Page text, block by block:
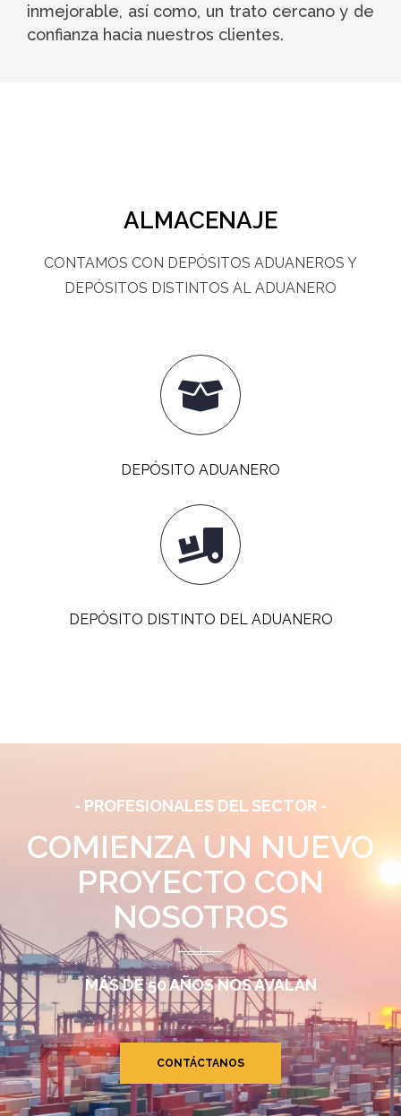
inmejorable, así como, un trato cercano y de
confianza hacia nuestros clientes.
ALMACENAJE
CONTAMOS CON DEPÓSITOS ADUANEROS Y
DEPÓSITOS DISTINTOS AL ADUANERO
DEPÓSITO ADUANERO
DEPÓSITO DISTINTO DEL ADUANERO
- PROFESIONALES DEL SECTOR -
COMIENZA UN NUEVO
PROYECTO CON
NOSOTROS
MÁS DE 50 AÑOS NOS AVALAN
CONTÁCTANOS